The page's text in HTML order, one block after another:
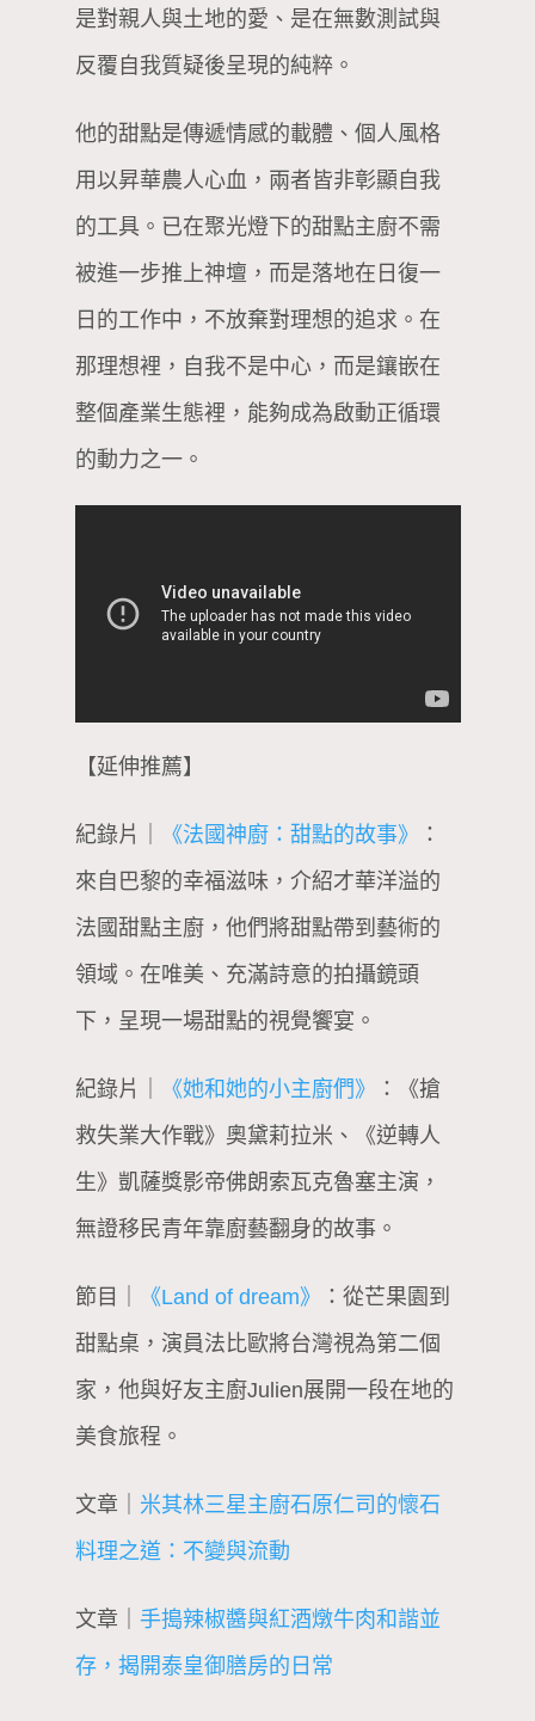
是對親人與土地的愛、是在無數測試與
反覆自我質疑後呈現的純粹。
他的甜點是傳遞情感的載體、個人風格
用以昇華農人心血，兩者皆非彰顯自我
的工具。已在聚光燈下的甜點主廚不需
被進一步推上神壇，而是落地在日復一
日的工作中，不放棄對理想的追求。在
那理想裡，自我不是中心，而是鑲嵌在
整個產業生態裡，能夠成為啟動正循環
的動力之一。
【延伸推薦】
紀錄片｜ 《法國神廚：甜點的故事》
：
來自巴黎的幸福滋味，介紹才華洋溢的
法國甜點主廚，他們將甜點帶到藝術的
領域。在唯美、充滿詩意的拍攝鏡頭
下，呈現一場甜點的視覺饗宴。
紀錄片｜ 《她和她的小主廚們》
：《搶
救失業大作戰》奧黛莉拉米、《逆轉人
生》凱薩獎影帝佛朗索瓦克魯塞主演，
無證移民青年靠廚藝翻身的故事。
節目｜ 《Land of dream》
：從芒果園到
甜點桌，演員法比歐將台灣視為第二個
家，他與好友主廚Julien展開一段在地的
美食旅程。
文章｜ 米其林三星主廚石原仁司的懷石
料理之道：不變與流動
文章｜ 手搗辣椒醬與紅酒燉牛肉和諧並
存，揭開泰皇御膳房的日常